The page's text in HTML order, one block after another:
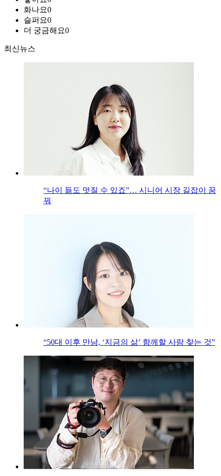
화나요0
슬퍼요0
더 궁금해요0
최신뉴스
“나이 듦도 멋질 수 있죠”… 시니어 시장 길잡이 꿈
꿔
“50대 이후 만남, ‘지금의 삶’ 함께할 사람 찾는 것”